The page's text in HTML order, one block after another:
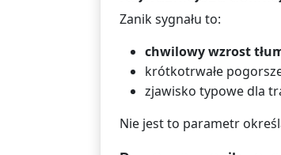
Zanik sygnału to:
chwilowy wzrost
krótkotrwałe
zjawisko typowe dla
Nie jest to parametr